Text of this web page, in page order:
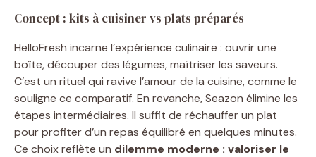
Concept : kits à cuisiner vs plats préparés
HelloFresh incarne l’expérience culinaire : ouvrir une
boîte, découper des légumes, maîtriser les saveurs.
C’est un rituel qui ravive l’amour de la cuisine, comme le
souligne ce comparatif. En revanche, Seazon élimine les
étapes intermédiaires. Il suffit de réchauffer un plat
pour profiter d’un repas équilibré en quelques minutes.
Ce choix reflète un dilemme moderne : valoriser le